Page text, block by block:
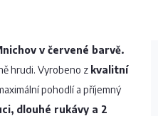
v červené barvě.
hrudi. Vyrobeno z kvalitní
pohodlí a příjemný
dlouhé rukávy a 2